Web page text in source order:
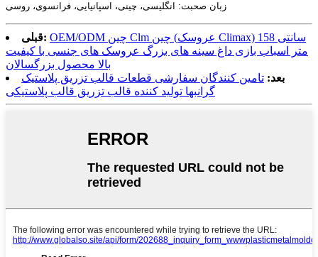
زبان صحبت: انگلیسی، چینی، اسپانیایی، فرانسوی، روسی
قبلی: OEM/ODM چین Clm چین (عروسک Climax) 158 سانتی
متر اسباب بازی داغ سینه های بزرگ عروسک های جنسی با کیفیت
بالا محصول بزرگسالان
بعد: تامین کنندگان سفارشی قطعات قالب تزریق پلاستیک
گرانبها تولید کننده قالب تزریق قالب پلاستیکی